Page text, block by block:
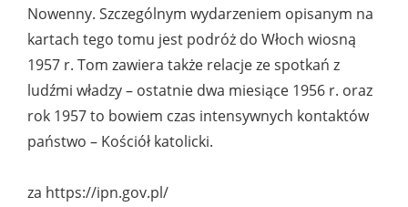
Nowenny. Szczególnym wydarzeniem opisanym na
kartach tego tomu jest podróż do Włoch wiosną
1957 r. Tom zawiera także relacje ze spotkań z
ludźmi władzy – ostatnie dwa miesiące 1956 r. oraz
rok 1957 to bowiem czas intensywnych kontaktów
państwo – Kościół katolicki.
za https://ipn.gov.pl/